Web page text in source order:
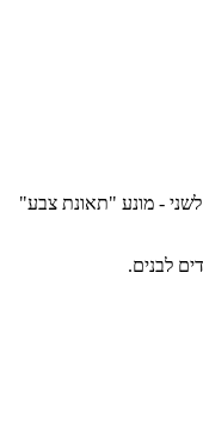
- מונע "תאונת צבע"
לבנים.